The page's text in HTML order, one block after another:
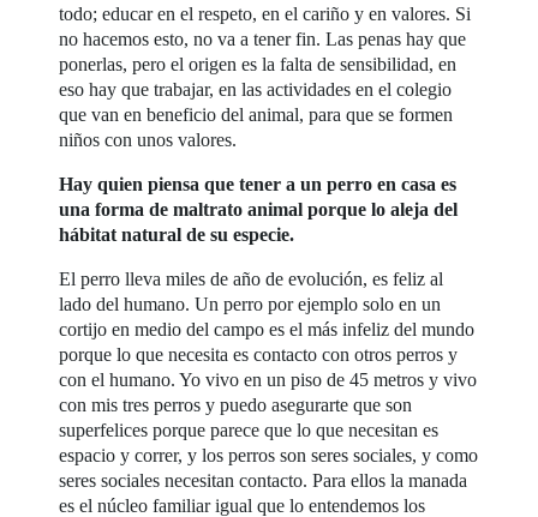
todo; educar en el respeto, en el cariño y en valores. Si
no hacemos esto, no va a tener fin. Las penas hay que
ponerlas, pero el origen es la falta de sensibilidad, en
eso hay que trabajar, en las actividades en el colegio
que van en beneficio del animal, para que se formen
niños con unos valores.
Hay quien piensa que tener a un perro en casa es
una forma de maltrato animal porque lo aleja del
hábitat natural de su especie.
El perro lleva miles de año de evolución, es feliz al
lado del humano. Un perro por ejemplo solo en un
cortijo en medio del campo es el más infeliz del mundo
porque lo que necesita es contacto con otros perros y
con el humano. Yo vivo en un piso de 45 metros y vivo
con mis tres perros y puedo asegurarte que son
superfelices porque parece que lo que necesitan es
espacio y correr, y los perros son seres sociales, y como
seres sociales necesitan contacto. Para ellos la manada
es el núcleo familiar igual que lo entendemos los